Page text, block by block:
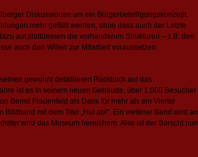
Diskussionen um ein Bürgerbeteiligungskonzept.
mehr gefällt werden, ohne dass auch der Letzte
auf,stattdessen die vorhandenen Strukturen – z.B. den
auch den Willen zur Mitarbeit voraussetzen.
gewohnt detaillieren Rückblick auf das
ist es in seinem neuen Gebäude, über 1.000 Besucher
Bernd Frauenfeld als Dank für mehr als ein Viertel
mit dem Titel „Hut ab!”. Ein weiterer Band wird an
wird das Museum bereichern. Also ist der Borscht nun